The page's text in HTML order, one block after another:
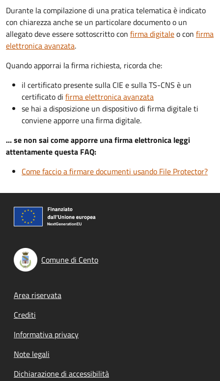
Durante la compilazione di una pratica telematica è indicato
con chiarezza anche se un particolare documento o un
allegato deve essere sottoscritto con firma digitaleo con firma
elettronica avanzata.
Quando apporrai la firma richiesta, ricorda che:
il certificato presente sulla CIE e sulla TS-CNS è un
certificato di firma elettronica avanzata
se hai a disposizione un dispositivo di firma digitale ti
conviene apporre una firma digitale.
... se non sai come apporre una firma elettronica leggi
attentamente questa FAQ:
Come faccio a firmare documenti usando File Protector?
Comune di Cento
Footer menu
Area riservata
Crediti
Informativa privacy
Note legali
Dichiarazione di accessibilità